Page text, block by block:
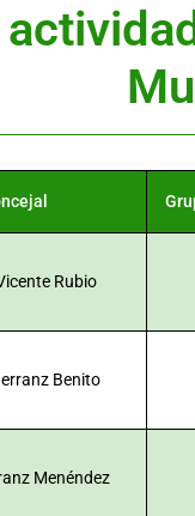
Rubio
Benito
Menéndez